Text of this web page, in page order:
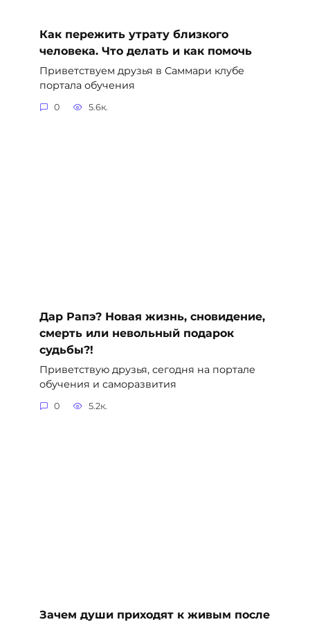
Как пережить утрату близкого
человека. Что делать и как помочь
Приветствуем друзья в Саммари клубе
портала обучения
0 5.6к.
Дар Рапэ? Новая жизнь, сновидение,
смерть или невольный подарок
судьбы?!
Приветствую друзья, сегодня на портале
обучения и саморазвития
0 5.2к.
Зачем души приходят к живым после